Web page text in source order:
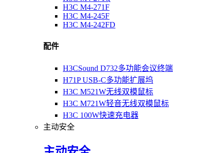
H3C M4-271F
H3C M4-245F
H3C M4-242FD
配件
H3CSound D732多功能会议终端
H71P USB-C多功能扩展坞
H3C M521W无线双模鼠标
H3C M721W轻音无线双模鼠标
H3C 100W快速充电器
主动安全